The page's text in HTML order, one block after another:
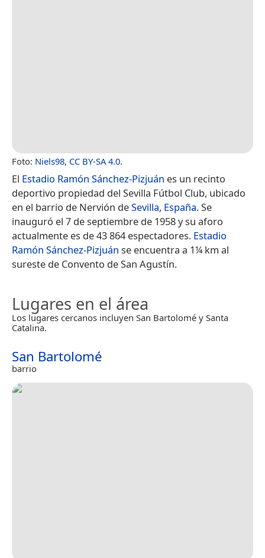
Foto: Niels98, CC BY-SA 4.0.
El Estadio Ramón Sánchez-Pizjuán es un recinto
deportivo propiedad del Sevilla Fútbol Club, ubicado
en el barrio de Nervión deSevilla, España. Se
inauguró el 7 de septiembre de 1958 y su aforo
actualmente es de 43 864 espectadores. Estadio
Ramón Sánchez-Pizjuán se encuentra a 1¼ km al
sureste de Convento de San Agustín.
Lugares en el área
Los lugares cercanos incluyen San Bartolomé y Santa
Catalina.
San Bartolomé
barrio